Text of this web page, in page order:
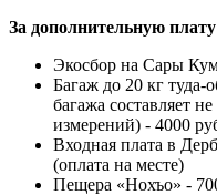
За дополнительную
Экосбор на Сары
Багаж до 20 кг туда-
багажа составляет
измерений) - 4000
Входная плата в
(оплата на месте)
Пещера «Нохъо» -